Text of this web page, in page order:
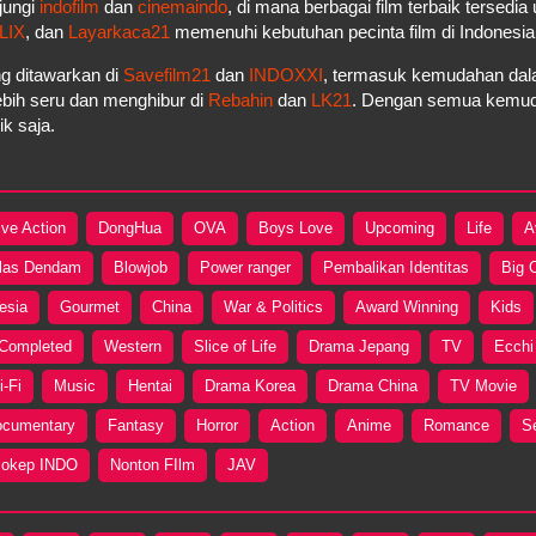
indofilm dan cinemaindo, di mana berbagai film terbaik
, dan Layarkaca21 memenuhi kebutuhan pecinta film di
ditawarkan di Savefilm21 dan INDOXXI, termasuk kemudahan
seru dan menghibur di Rebahin dan LK21. Dengan semua
saja.
Action DongHua OVA Boys Love Upcoming Life
Dendam Blowjob Power ranger Pembalikan Identitas Big
Gourmet China War & Politics Award Winning Kids
Western Slice of Life Drama Jepang TV Ecchi
Fi Music Hentai Drama Korea Drama China TV Movie
Fantasy Horror Action Anime Romance
INDO Nonton FIlm JAV